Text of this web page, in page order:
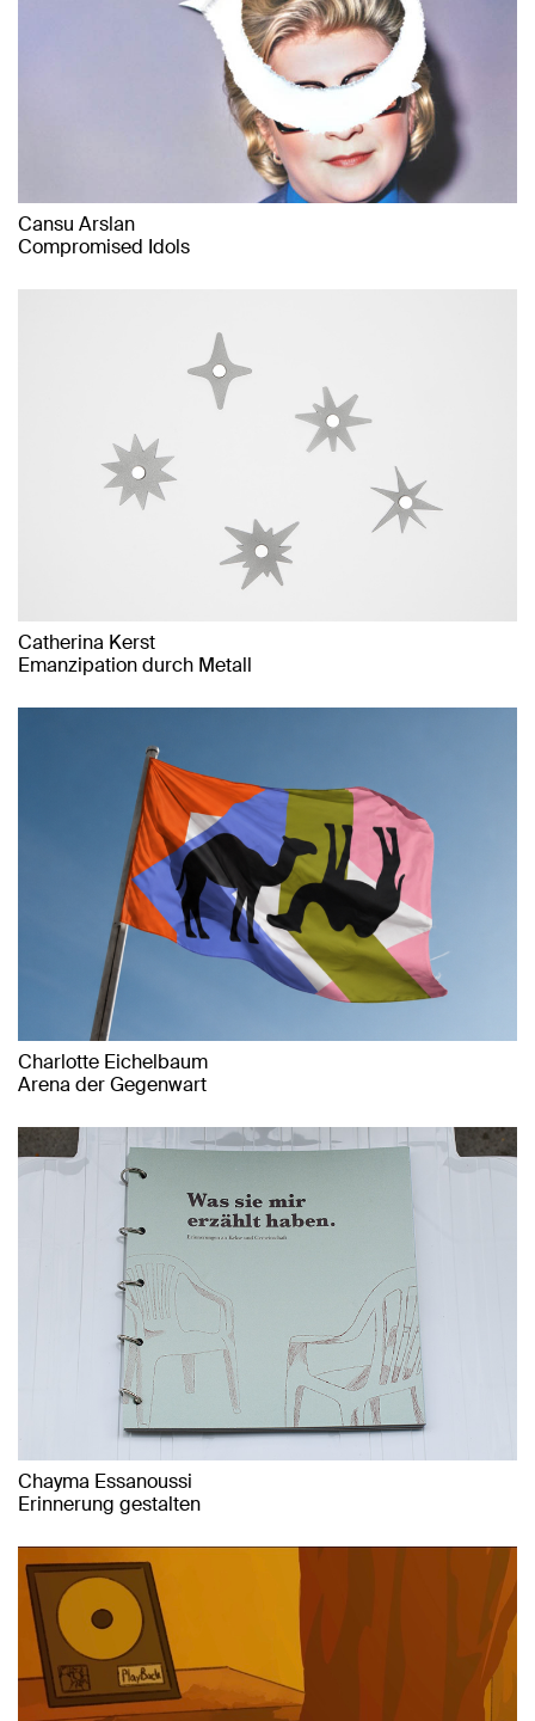
Cansu Arslan
Compromised Idols
Catherina Kerst
Emanzipation durch Metall
Charlotte Eichelbaum
Arena der Gegenwart
Chayma Essanoussi
Erinnerung gestalten